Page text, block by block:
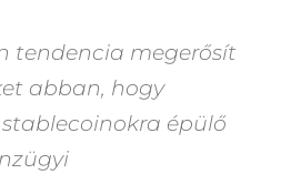
tendencia megerősít
abban, hogy
épülő